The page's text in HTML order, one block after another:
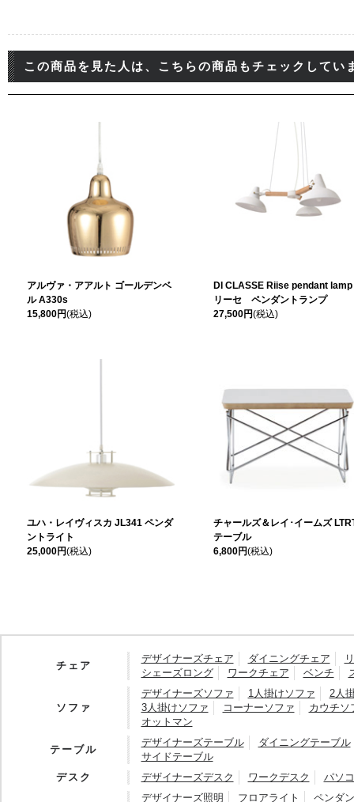
この商品を見た人は、こちらの商品もチェックしてい
アルヴァ・アアルト ゴールデンベ
ル A330s
15,800円(税込)
DI CLASSE Riise pendant lamp
リーセ ペンダントランプ
27,500円(税込)
ユハ・レイヴィスカ JL341 ペンダ
ントライト
25,000円(税込)
チャールズ＆レイ･イームズ
テーブル
6,800円(税込)
チェア
デザイナーズチェア ダイニングチェア
シェーズロング
ワークチェア ベンチ
ソファ
デザイナーズソファ 1人掛けソファ
2人
3人掛けソファ
コーナーソファ
カウチソ
オットマン
テーブル
デザイナーズテーブル
ダイニングテーブル
サイドテーブル
デスク
デザイナーズデスク ワークデスク
パソ
デザイナーズ照明
フロアライト ペンダ